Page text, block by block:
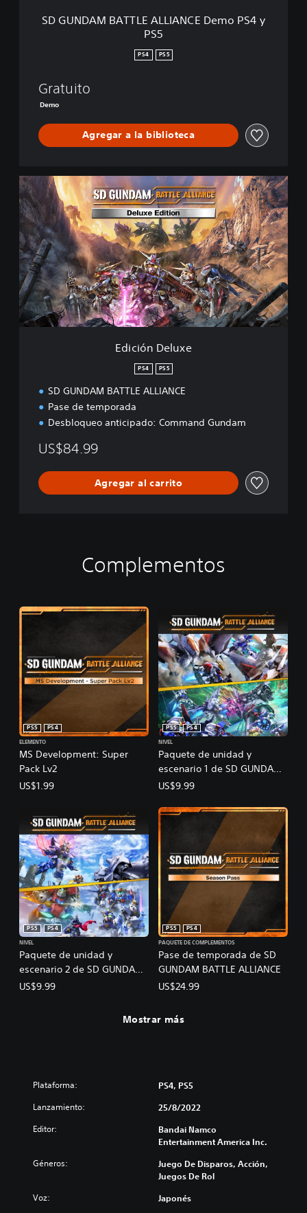
o
P
S
4
y
P
S
5
SD GUNDAM BATTLE ALLIANCE Demo PS4 y
PS5
PS4 PS5
Gratuito
Demo
Agregar a la biblioteca
E
d
i
c
i
ó
n
D
e
l
u
x
Edición Deluxe
PS4 PS5
SD GUNDAM BATTLE ALLIANCE
Pase de temporada
Desbloqueo anticipado: Command Gundam
US$84.99
Agregar al carrito
Complementos
MS Development: Super
Pack Lv2
PS5
PS4
ELEMENTO
US$1.99
Paquete de unidad y
escenario 1 de SD GUNDAM
BATTLE ALLIANCE
PS5
PS4
NIVEL
US$9.99
Paquete de unidad y
escenario 2 de SD GUNDAM
BATTLE ALLIANCE
PS5
PS4
NIVEL
US$9.99
Pase de temporada de SD
GUNDAM BATTLE ALLIANCE
PS5
PS4
PAQUETE DE COMPLEMENTOS
US$24.99
Mostrar más
Plataforma: PS4, PS5
Lanzamiento: 25/8/2022
Editor:
Bandai Namco
Entertainment America Inc.
Géneros:
Juego De Disparos, Acción,
Juegos De Rol
Voz: Japonés